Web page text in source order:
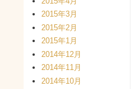
2015年3月
2015年2月
2015年1月
2014年12月
2014年11月
2014年10月